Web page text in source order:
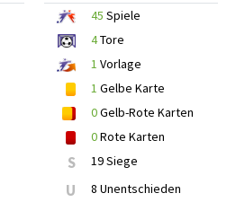
45 Spiele
4Tore
1 Vorlage
1 Gelbe Karte
0Gelb-Rote Karten
0Rote Karten
S 19 Siege
U 8 Unentschieden